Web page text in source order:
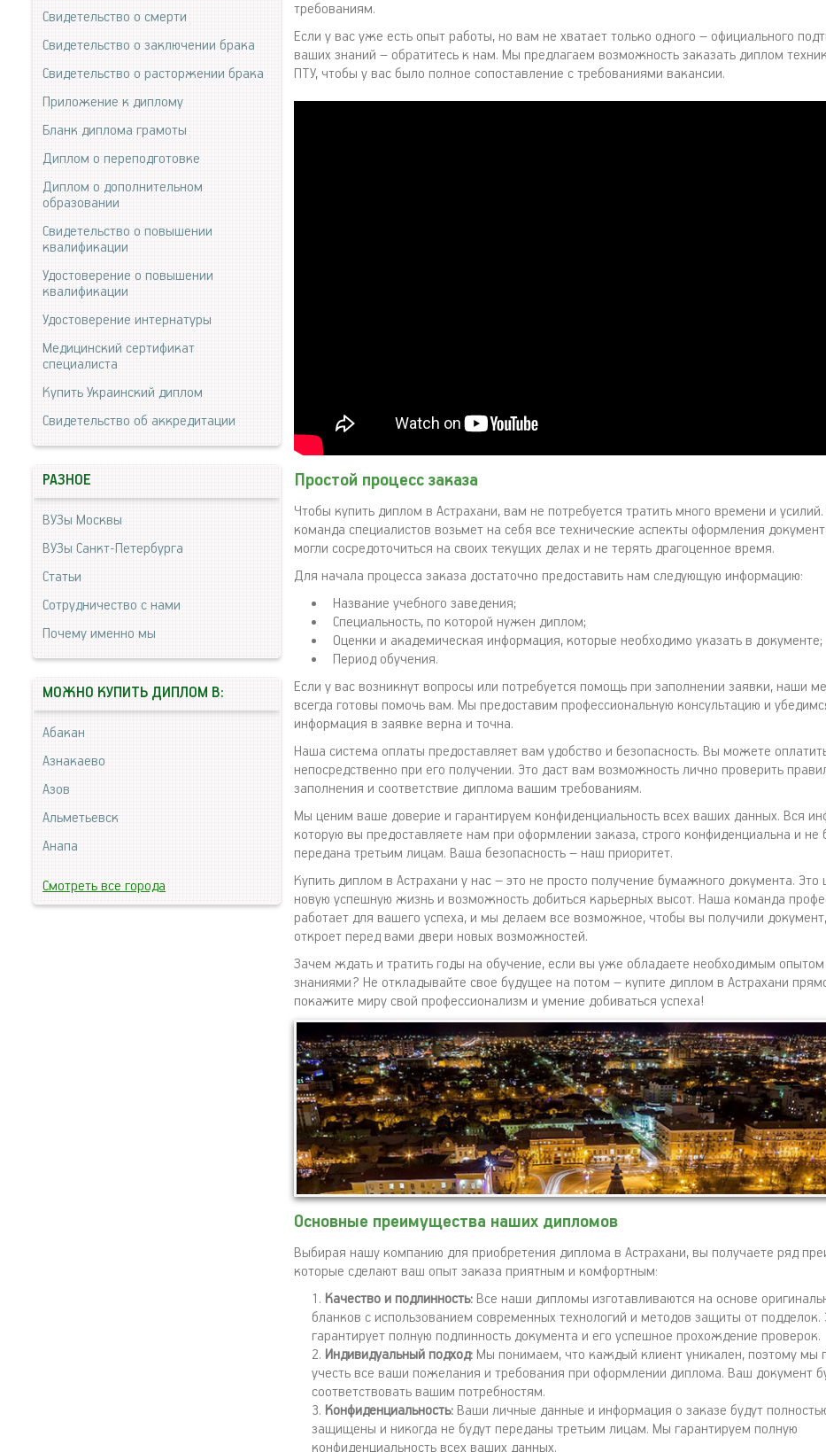
требованиям.
Если у вас уже есть опыт работы, но вам не хватает только одного – официального
ваших знаний – обратитесь к нам. Мы предлагаем возможность заказать диплом
ПТУ, чтобы у вас было полное сопоставление с требованиями вакансии.
Простой процесс заказа
Чтобы купить диплом в Астрахани, вам не потребуется тратить много времени и
команда специалистов возьмет на себя все технические аспекты оформления
могли сосредоточиться на своих текущих делах и не терять драгоценное время.
Для начала процесса заказа достаточно предоставить нам следующую информацию:
Название учебного заведения;
Специальность, по которой нужен диплом;
Оценки и академическая информация, которые необходимо указать в документе;
Период обучения.
Если у вас возникнут вопросы или потребуется помощь при заполнении заявки, наши
всегда готовы помочь вам. Мы предоставим профессиональную консультацию и
информация в заявке верна и точна.
Наша система оплаты предоставляет вам удобство и безопасность. Вы можете
непосредственно при его получении. Это даст вам возможность лично проверить
заполнения и соответствие диплома вашим требованиям.
Мы ценим ваше доверие и гарантируем конфиденциальность всех ваших данных. Вся
которую вы предоставляете нам при оформлении заказа, строго конфиденциальна и не
передана третьим лицам. Ваша безопасность – наш приоритет.
Купить диплом в Астрахани у нас – это не просто получение бумажного документа. Это
новую успешную жизнь и возможность добиться карьерных высот. Наша команда
работает для вашего успеха, и мы делаем все возможное, чтобы вы получили
откроет перед вами двери новых возможностей.
Зачем ждать и тратить годы на обучение, если вы уже обладаете необходимым опытом
знаниями? Не откладывайте свое будущее на потом – купите диплом в Астрахани
покажите миру свой профессионализм и умение добиваться успеха!
Основные преимущества наших дипломов
Выбирая нашу компанию для приобретения диплома в Астрахани, вы получаете ряд
которые сделают ваш опыт заказа приятным и комфортным:
Качество и подлинность: Все наши дипломы изготавливаются на основе
бланков с использованием современных технологий и методов защиты от подделок.
гарантирует полную подлинность документа и его успешное прохождение проверок.
Индивидуальный подход: Мы понимаем, что каждый клиент уникален, поэтому мы
учесть все ваши пожелания и требования при оформлении диплома. Ваш документ
соответствовать вашим потребностям.
Конфиденциальность: Ваши личные данные и информация о заказе будут
защищены и никогда не будут переданы третьим лицам. Мы гарантируем полную
конфиденциальность всех ваших данных.
Свидетельство о смерти
Свидетельство о заключении брака
Свидетельство о расторжении брака
Приложение к диплому
Бланк диплома грамоты
Диплом о переподготовке
Диплом о дополнительном
образовании
Свидетельство о повышении
квалификации
Удостоверение о повышении
квалификации
Удостоверение интернатуры
Медицинский сертификат
специалиста
Купить Украинский диплом
Свидетельство об аккредитации
РАЗНОЕ
ВУЗы Москвы
ВУЗы Санкт-Петербурга
Статьи
Сотрудничество с нами
Почему именно мы
МОЖНО КУПИТЬ ДИПЛОМ В:
Абакан
Азнакаево
Азов
Альметьевск
Анапа
Смотреть все города